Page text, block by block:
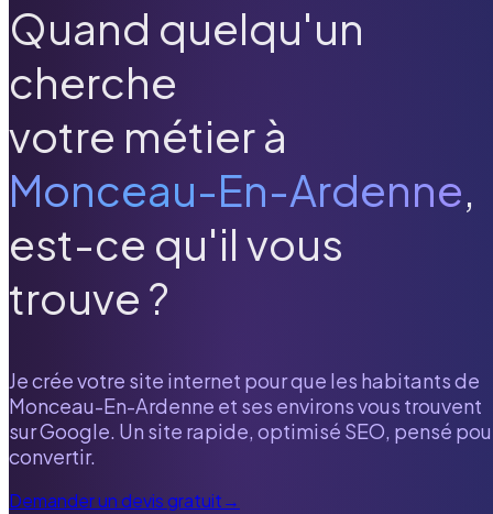
Quand quelqu'un
cherche
votre métier à
Monceau-En-Ardenne,
est-ce qu'il vous
trouve ?
Je crée votre site internet pour que les habitants de
Monceau-En-Ardenne et ses environs vous trouvent
sur Google. Un site rapide, optimisé SEO, pensé
convertir.
Demander un devis gratuit→